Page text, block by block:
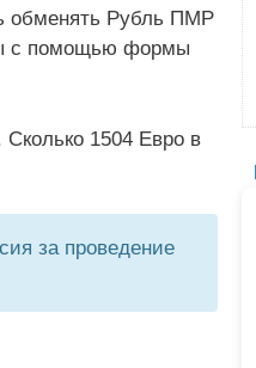
обменять Рубль ПМР
с помощью формы
1504 Евро в
за проведение